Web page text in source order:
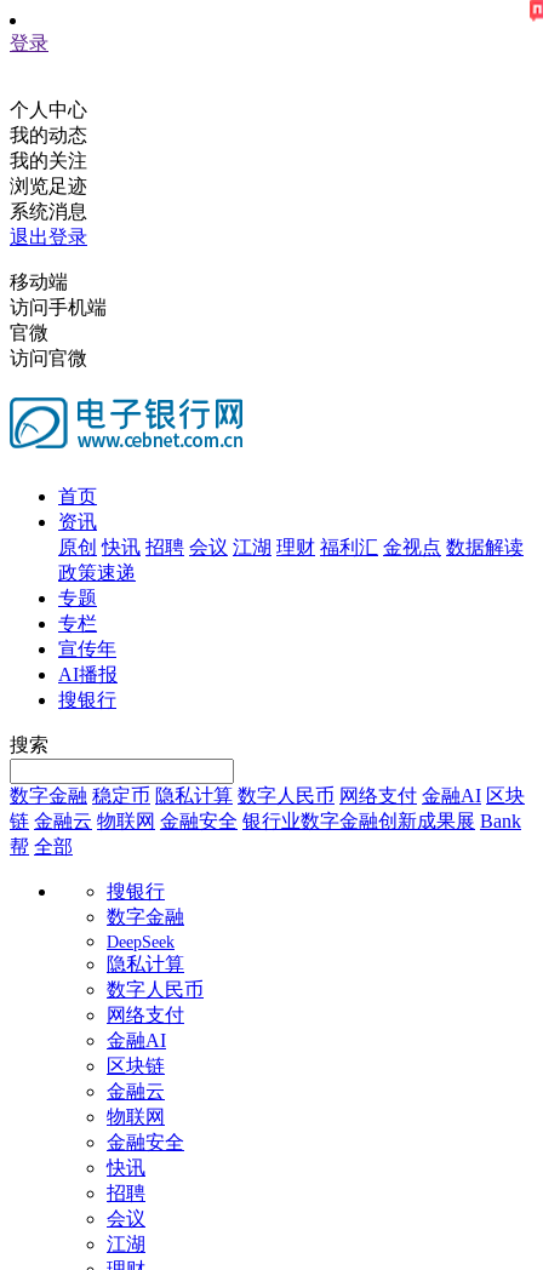
登录
个人中心
我的动态
我的关注
浏览足迹
系统消息
退出登录
移动端
访问手机端
官微
访问官微
首页
资讯
原创 快讯 招聘 会议 江湖 理财 福利汇 金视点 数据解读
政策速递
专题
专栏
宣传年
AI播报
搜银行
搜索
数字金融 稳定币 隐私计算 数字人民币 网络支付 金融AI 区块
链 金融云 物联网 金融安全 银行业数字金融创新成果展 Bank
帮 全部
搜银行
数字金融
DeepSeek
隐私计算
数字人民币
网络支付
金融AI
区块链
金融云
物联网
金融安全
快讯
招聘
会议
江湖